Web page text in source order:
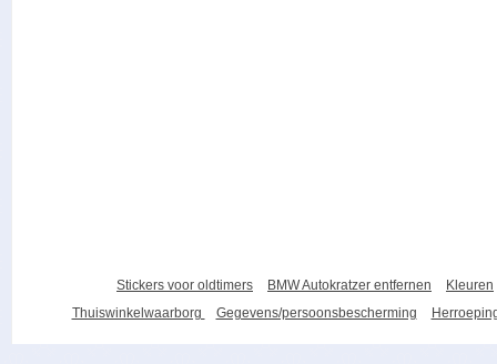
Stickers voor oldtimers BMW Autokratzer entfernen
Kleuren
Thuiswinkelwaarborg
Gegevens/persoonsbescherming